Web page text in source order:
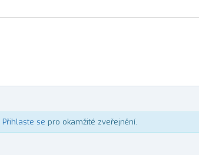
Přihlaste se pro okamžité zveřejnění.